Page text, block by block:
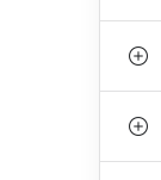
í